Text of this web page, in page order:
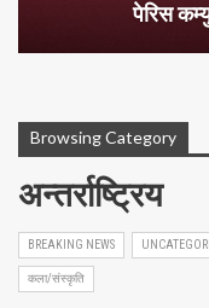
पेरिस
Browsing Category
अन्तर्राष्ट्रिय
BREAKING NEWS
कला/संस्कृति